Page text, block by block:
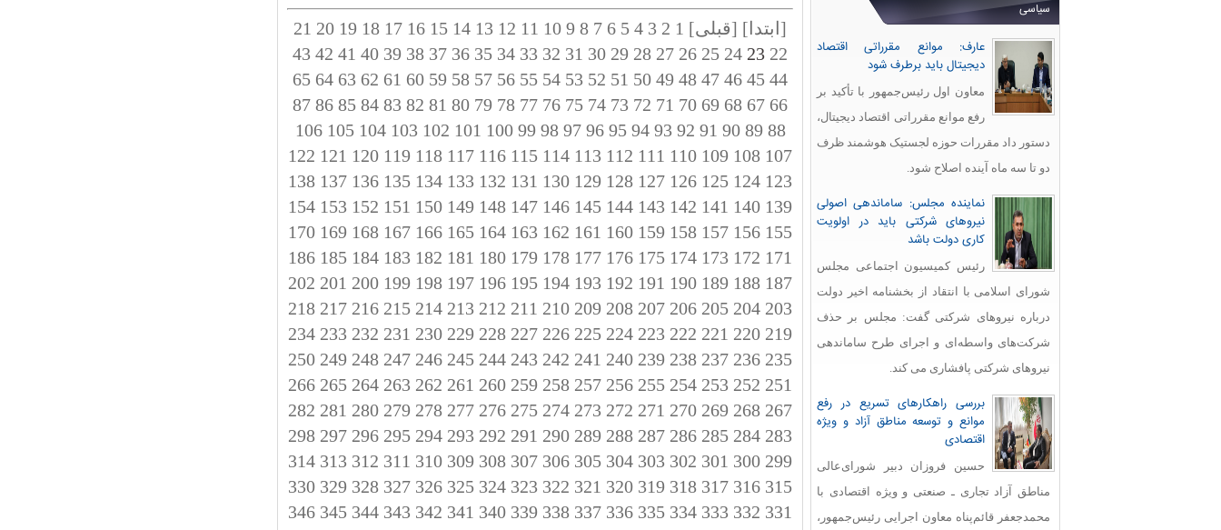
سیاسی
عارف: موانع مقرراتی اقتصاد
دیجیتال باید برطرف شود
معاون اول رئیس‌جمهور با تأکید بر
رفع موانع مقرراتی اقتصاد دیجیتال،
دستور داد مقررات حوزه لجستیک هوشمند ظرف
دو تا سه ماه آینده اصلاح شود.
نماینده مجلس: ساماندهی اصولی
نیروهای شرکتی باید در اولویت
کاری دولت باشد
رئیس کمیسیون اجتماعی مجلس
شورای اسلامی با انتقاد از بخشنامه اخیر دولت
درباره نیروهای شرکتی گفت: مجلس بر حذف
شرکت‌های واسطه‌ای و اجرای طرح ساماندهی
نیروهای شرکتی پافشاری می کند.
بررسی راهکارهای تسریع در رفع
موانع و توسعه مناطق آزاد و ویژه
اقتصادی
حسین فروزان دبیر شورای‌عالی
مناطق آزاد تجاری ـ صنعتی و ویژه اقتصادی با
محمدجعفر قائم‌پناه معاون اجرایی رئیس‌جمهور،
[ابتدا] [قبلی] 1
2
3
4
5
6
7
8
9
10
11
12
13
14
15
16
17
18
19
20
21
22
24
25
26
27
28
29
30
31
32
33
34
35
36
37
38
39
40
41
42
43
44
45
46
47
48
49
50
51
52
53
54
55
56
57
58
59
60
61
62
63
64
65
66
67
68
69
70
71
72
73
74
75
76
77
78
79
80
81
82
83
84
85
86
87
88
89
90
91
92
93
94
95
96
97
98
99
100
101
102
103
104
105
106
107
108
109
110
111
112
113
114
115
116
117
118
119
120
121
122
123
124
125
126
127
128
129
130
131
132
133
134
135
136
137
138
139
140
141
142
143
144
145
146
147
148
149
150
151
152
153
154
155
156
157
158
159
160
161
162
163
164
165
166
167
168
169
170
171
172
173
174
175
176
177
178
179
180
181
182
183
184
185
186
187
188
189
190
191
192
193
194
195
196
197
198
199
200
201
202
203
204
205
206
207
208
209
210
211
212
213
214
215
216
217
218
219
220
221
222
223
224
225
226
227
228
229
230
231
232
233
234
235
236
237
238
239
240
241
242
243
244
245
246
247
248
249
250
251
252
253
254
255
256
257
258
259
260
261
262
263
264
265
266
267
268
269
270
271
272
273
274
275
276
277
278
279
280
281
282
283
284
285
286
287
288
289
290
291
292
293
294
295
296
297
298
299
300
301
302
303
304
305
306
307
308
309
310
311
312
313
314
315
316
317
318
319
320
321
322
323
324
325
326
327
328
329
330
331
332
333
334
335
336
337
338
339
340
341
342
343
344
345
346